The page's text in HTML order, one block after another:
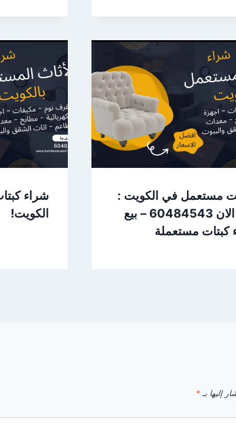
مستعمل في الكويت :
اتصل الان 60484543 – بيع
كبتات مستعملة
شراء
الكويت!
إليها بـ *